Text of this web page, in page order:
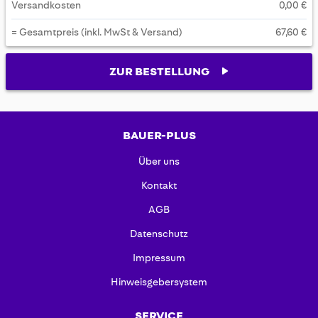
Versandkosten
0,00 €
= Gesamtpreis (inkl. MwSt & Versand) 67,60 €
ZUR BESTELLUNG
BAUER-PLUS
Über uns
Kontakt
AGB
Datenschutz
Impressum
Hinweisgebersystem